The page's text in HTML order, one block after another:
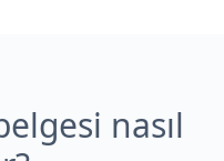
nasıl